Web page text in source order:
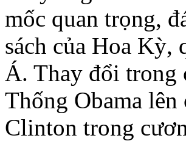
mốc quan trọng,
sách của Hoa Kỳ,
Á. Thay đổi trong
Thống Obama
Clinton trong